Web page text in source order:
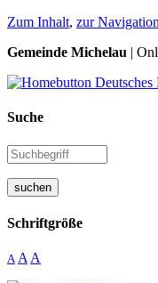
Zum Inhalt, zur Navigation
Gemeinde Michelau |
Suche
suchen
Schriftgröße
A A A